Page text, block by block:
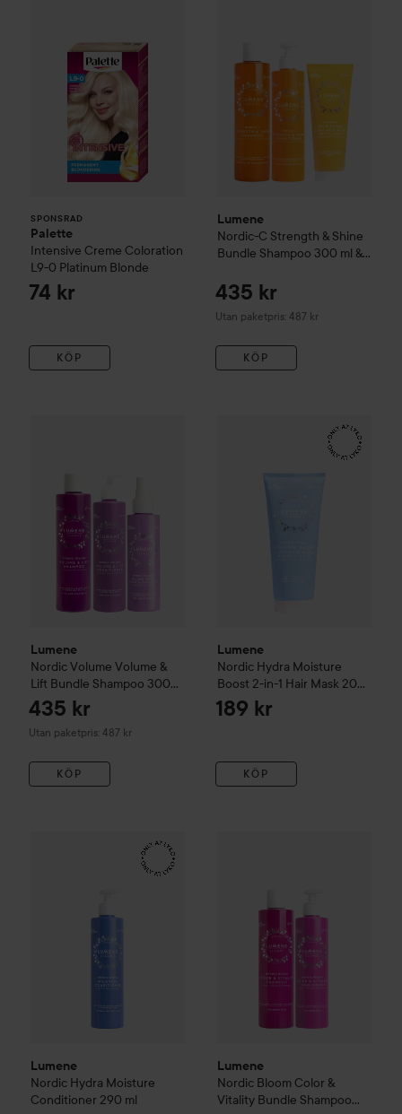
SPONSRAD
Palette
Intensive Creme Coloration
L9-0 Platinum Blonde
74 kr
KÖP
Lumene
Nordic-C Strength & Shine
Bundle Shampoo 300 ml &
Mask 200 ml
435 kr
Utan paketpris: 487 kr
KÖP
Lumene
Nordic Volume Volume &
Lift Bundle Shampoo 300
ml & Conditioner 290 ml &
Hair Mist 150 ml
435 kr
Utan paketpris: 487 kr
KÖP
Volume & Lift Bundle Shampoo
Lumene
Nordic Hydra Moisture
Boost 2-in-1 Hair Mask 200
ml
189 kr
KÖP
Nordic Hydra
Lumene
Nordic Hydra Moisture
Conditioner 290 ml
Nordic HydraMoisture Conditioner
Lumene
Nordic Bloom Color &
Vitality Bundle Shampoo